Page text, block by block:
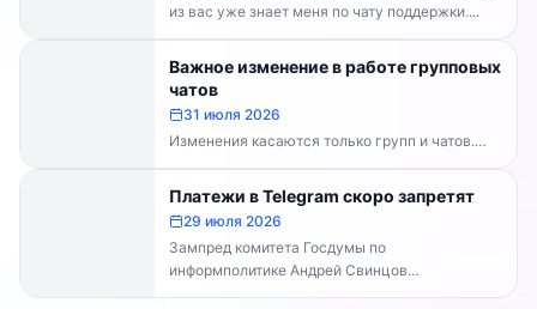
из вас уже знает меня по чату поддержки....
Важное изменение в работе групповых
чатов
31 июля 2026
Изменения касаются только групп и чатов.
Каналы работают в прежнем режиме —
владельцам каналов делать...
Платежи в Telegram скоро запретят
29 июля 2026
Зампред комитета Госдумы по
информполитике Андрей Свинцов
рекомендовал россиянам временно